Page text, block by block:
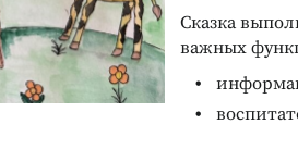
Сказка
важных